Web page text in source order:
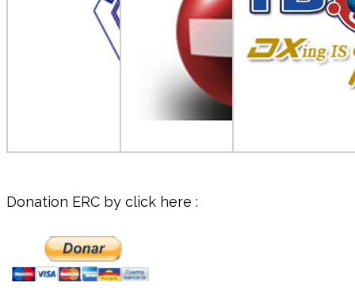
Donation ERC by click here :